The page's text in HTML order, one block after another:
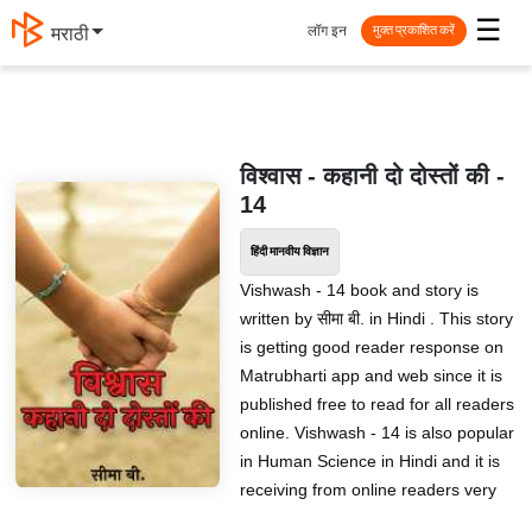
मराठी ☰
लॉग इन मुक्त प्रकाशित करें
विश्वास - कहानी दो दोस्तों की -
14
हिंदी मानवीय विज्ञान
Vishwash - 14 book and story is
written by सीमा बी. in Hindi . This story
is getting good reader response on
Matrubharti app and web since it is
published free to read for all readers
online. Vishwash - 14 is also popular
in Human Science in Hindi and it is
receiving from online readers very